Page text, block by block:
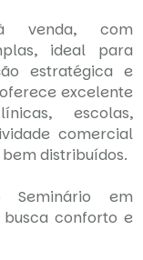
venda, com
ideal para
estratégica e
excelente
escolas,
comercial
distribuídos.
em
conforto e